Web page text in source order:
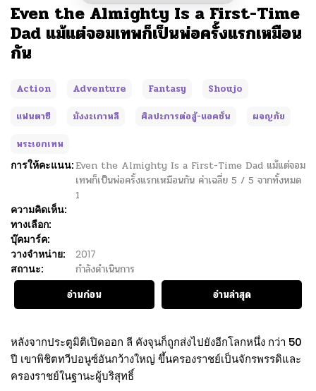
Even the Almighty Is a First-Time
Dad แม้แต่จอมเทพก็เป็นพ่อครั้งแรกเหมือน
กัน
Action Adventure Fantasy
Shoujo
แฟนตาซี
มังงะเกาหลี ศิลปะการต่อสู้-แอคชั่น
ผจญภัย
พระเอกเทพ
การให้คะแนน:Even the Almighty Is a First-Time Dad แม้แต่จอม
เทพก็เป็นพ่อครั้งแรกเหมือนกัน ค่าเฉลี่ย 5 / 5 จากทั้งหมด
1
ความคิดเห็น:
ทางเลือก:
บุ๊คมาร์ค:
วางจำหน่าย:
2017
สถานะ:
กำลังดำเนินการ
อ่านก่อน
อ่านล่าสุด
หลังจากประตูมิติเปิดออก ลี คังจุนก็ถูกส่งไปยังอีกโลกหนึ่ง กว่า 50
ปี เขาพิชิตทวีปอนูซ์อันกว้างใหญ่ ขึ้นครองราชย์เป็นจักรพรรดิและ
ครองราชย์ในฐานะผู้บริสุทธิ์